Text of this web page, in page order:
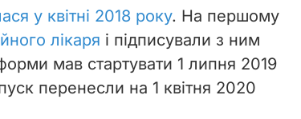
у квітні 2018 року. На першому
лікаря і підписували з ним
мав стартувати 1 липня 2019
перенесли на 1 квітня 2020